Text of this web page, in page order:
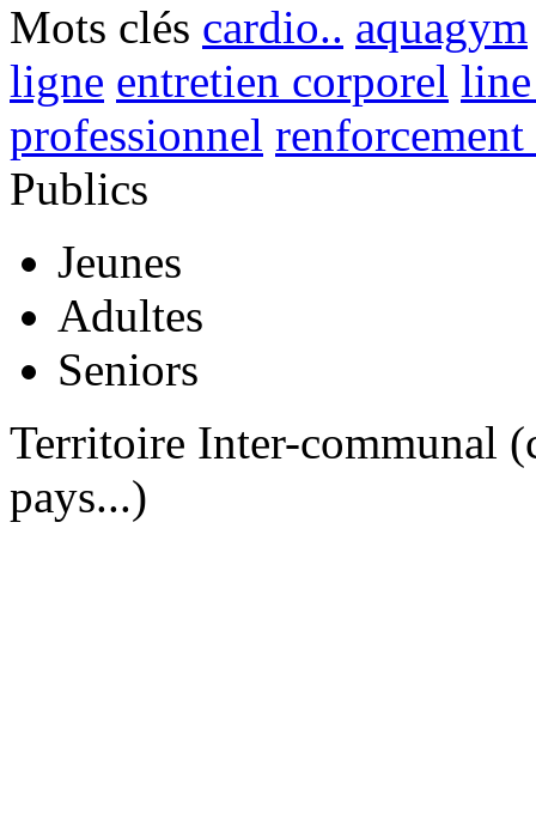
Mots clés cardio.. aquagym
ligne entretien corporel line
professionnel
Publics
Jeunes
Adultes
Seniors
Territoire Inter-communal
pays...)